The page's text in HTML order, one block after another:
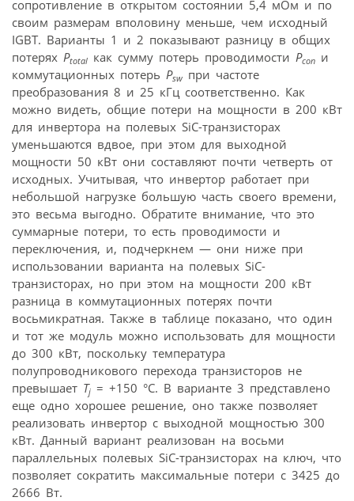
сопротивление в открытом состоянии 5,4 мОм и по
своим размерам вполовину меньше, чем исходный
IGBT. Варианты 1 и 2 показывают разницу в общих
потерях Ptotal как сумму потерь проводимости Pcon и
коммутационных потерь Psw при частоте
преобразования 8 и 25 кГц соответственно. Как
можно видеть, общие потери на мощности в 200 кВт
для инвертора на полевых SiC-транзисторах
уменьшаются вдвое, при этом для выходной
мощности 50 кВт они составляют почти четверть от
исходных. Учитывая, что инвертор работает при
небольшой нагрузке большую часть своего времени,
это весьма выгодно. Обратите внимание, что это
суммарные потери, то есть проводимости и
переключения, и, подчеркнем — они ниже при
использовании варианта на полевых SiC-
транзисторах, но при этом на мощности 200 кВт
разница в коммутационных потерях почти
восьмикратная. Также в таблице показано, что один
и тот же модуль можно использовать для мощности
до 300 кВт, поскольку температура
полупроводникового перехода транзисторов не
превышает Tj = +150 °C. В варианте 3 представлено
еще одно хорошее решение, оно также позволяет
реализовать инвертор с выходной мощностью 300
кВт. Данный вариант реализован на восьми
параллельных полевых SiC-транзисторах на ключ, что
позволяет сократить максимальные потери с 3425 до
2666 Вт.